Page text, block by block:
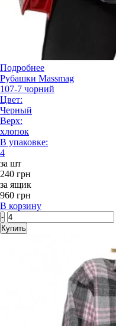
Подробнее
Рубашки Massmag
107-7 чорний
Цвет:
Черный
Верх:
хлопок
В упаковке:
4
за шт
240 грн
за ящик
960 грн
В корзину
-
Купить